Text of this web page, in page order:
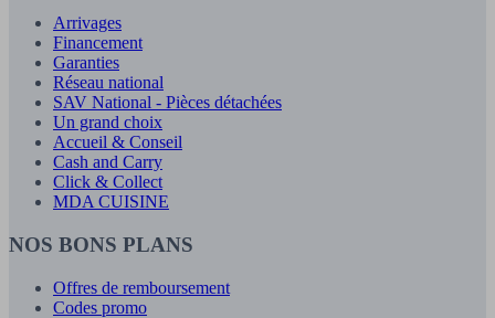
Arrivages
Financement
Garanties
Réseau national
SAV National - Pièces détachées
Un grand choix
Accueil & Conseil
Cash and Carry
Click & Collect
MDA CUISINE
NOS BONS PLANS
Offres de remboursement
Codes promo